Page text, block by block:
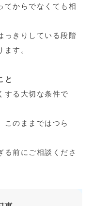
てからでなくても相
っきりしている段階
す。
と
する大切な条件で
このままではつら
る前にご相談くださ